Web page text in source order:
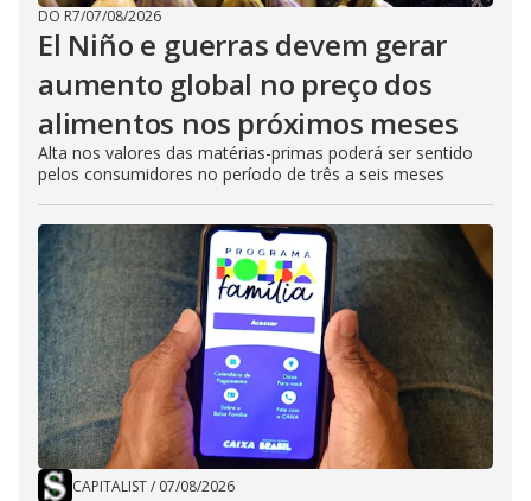
DO R7/07/08/2026
El Niño e guerras devem gerar
aumento global no preço dos
alimentos nos próximos meses
Alta nos valores das matérias-primas poderá ser sentido
pelos consumidores no período de três a seis meses
CAPITALIST/ 07/08/2026